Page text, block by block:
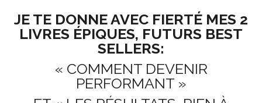
JE TE DONNE AVEC FIERTÉ MES 2
LIVRES ÉPIQUES, FUTURS BEST
SELLERS:
« COMMENT DEVENIR
PERFORMANT »